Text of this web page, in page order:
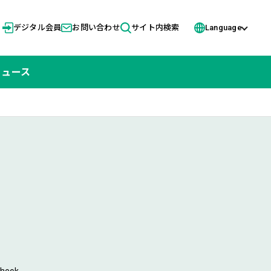
デジタル会員 お問い合わせ サイト内検索 Language
ース